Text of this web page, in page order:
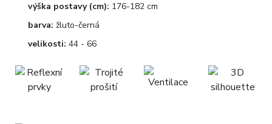
výška postavy (cm): 176-182 cm
barva: žluto-černá
velikosti: 44 - 66